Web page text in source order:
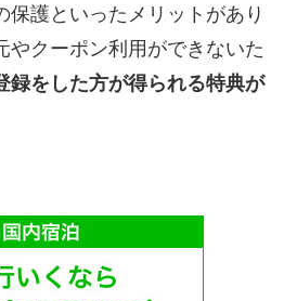
保護といったメリットがあり
やクーポン利用ができないた
録をした方が得られる特典が